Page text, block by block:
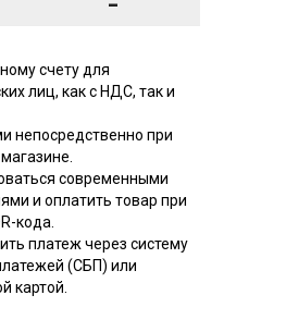
счету для
лиц, как с НДС, так и
непосредственно при
современными
и оплатить товар при
кода.
платеж через систему
(СБП) или
картой.